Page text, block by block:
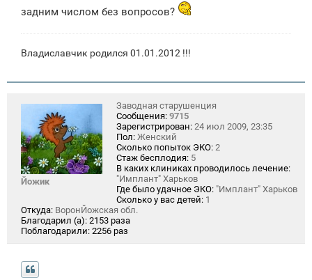
задним числом без вопросов?
Владиславчик родился 01.01.2012 !!!
Йожик
Заводная старушенция
Сообщения: 9715
Зарегистрирован: 24 июл 2009, 23:35
Пол: Женский
Сколько попыток ЭКО: 2
Стаж бесплодия: 5
В каких клиниках проводилось лечение:
"Имплант" Харьков
Где было удачное ЭКО: "Имплант" Харьков
Сколько у вас детей: 1
Откуда: ВоронЙожская обл.
Благодарил (а): 2153 раза
Поблагодарили: 2256 раз